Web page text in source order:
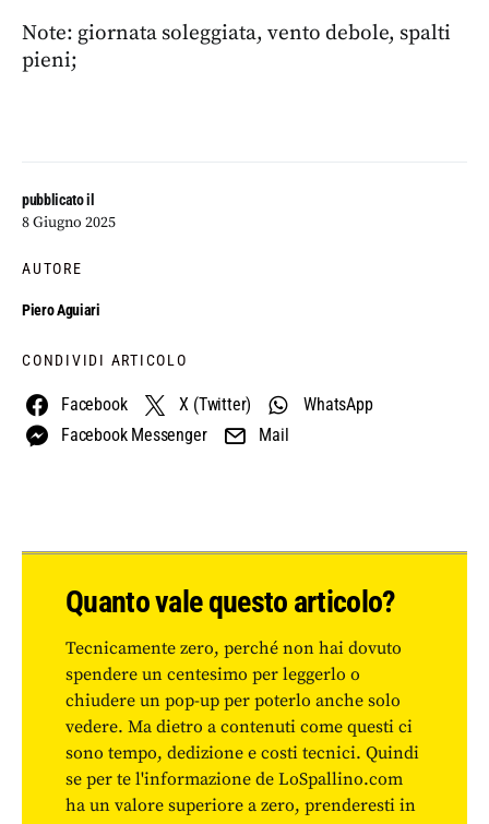
pubblicato il
8 Giugno 2025
AUTORE
Piero Aguiari
CONDIVIDI ARTICOLO
Facebook X (Twitter)
WhatsApp
Facebook Messenger
Mail
Note: giornata soleggiata, vento debole, spalti
pieni;
Quanto vale questo articolo?
Tecnicamente zero, perché non hai dovuto
spendere un centesimo per leggerlo o
chiudere un pop-up per poterlo anche solo
vedere. Ma dietro a contenuti come questi ci
sono tempo, dedizione e costi tecnici. Quindi
se per te l'informazione de LoSpallino.com
ha un valore superiore a zero, prenderesti in